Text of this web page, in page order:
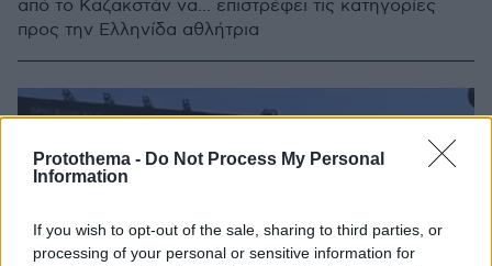
Protothema - Do Not Process My Personal
Information
If you wish to opt-out of the sale, sharing to third parties, or
processing of your personal or sensitive information for
από το Καζακστάν να... επιστρέφει τις κατηγορίες
προς την Ελληνίδα αθλήτρια